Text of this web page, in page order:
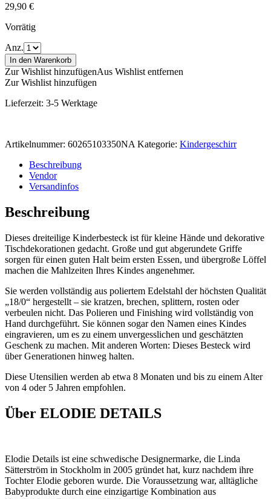
29,90 €
Vorrätig
Anz.
In den Warenkorb
Zur Wishlist hinzufügenAus Wishlist entfernen
Zur Wishlist hinzufügen
Lieferzeit: 3-5 Werktage
Artikelnummer: 60265103350NA Kategorie: Kindergeschirr
Beschreibung
Vendor
Versandinfos
Beschreibung
Dieses dreiteilige Kinderbesteck ist für kleine Hände und dekorative
Tischdekorationen gedacht. Große und gut abgerundete Griffe
sorgen für einen guten Halt beim ersten Essen, und übergroße Löffel
machen die Mahlzeiten Ihres Kindes angenehmer.
Sie werden vollständig aus poliertem Edelstahl der höchsten Qualität
„18/0“ hergestellt – sie kratzen, brechen, splittern, rosten oder
verbeulen nicht. Das Polieren und Finishing wird vollständig von
Hand durchgeführt. Sie können sogar den Namen eines Kindes
eingravieren, um es zu einem unvergesslichen und geschätzten
Geschenk zu machen. Mit anderen Worten: Dieses Besteck wird
über Generationen hinweg halten.
Diese Utensilien werden ab etwa 8 Monaten und bis zu einem Alter
von 4 oder 5 Jahren empfohlen.
Über ELODIE DETAILS
Elodie Details ist eine schwedische Designermarke, die Linda
Sätterström in Stockholm in 2005 gründet hat, kurz nachdem ihre
Tochter Elodie geboren wurde. Die Voraussetzung war, alltägliche
Babyprodukte durch eine einzigartige Kombination aus